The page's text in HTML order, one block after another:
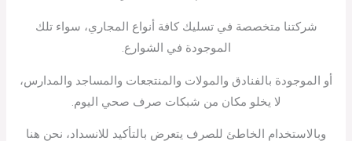
شركتنا متخصصة في تسليك كافة أنواع المجاري، سواء تلك
الموجودة في الشوارع.
أو الموجودة بالفنادق والمولات والمنتجعات والمساجد والمدارس،
لا يخلو مكان من شبكات صرف صحي اليوم.
وبالاستخدام الخاطئ للصرف يتعرض بالتأكيد للانسداد، نحن هنا